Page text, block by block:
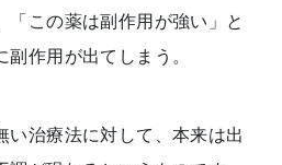
「この薬は副作用が強い」と
作用が出てしまう。
い治療法に対して、本来は出